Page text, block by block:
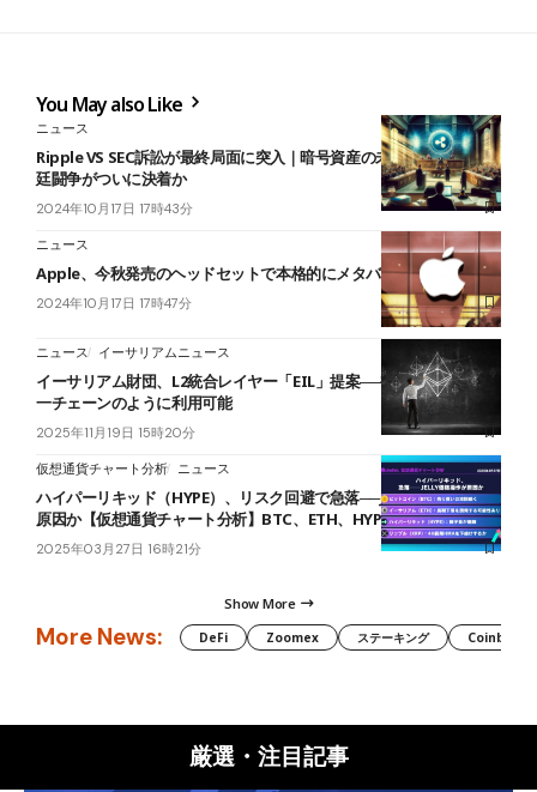
You May also Like
ニュース
Ripple VS SEC訴訟が最終局面に突入｜暗号資産の未来を左右する法
廷闘争がついに決着か
2024年10月17日 17時43分
ニュース
Apple、今秋発売のヘッドセットで本格的にメタバースへ参入か
2024年10月17日 17時47分
ニュース イーサリアムニュース
イーサリアム財団、L2統合レイヤー「EIL」提案──複数チェーンを単
一チェーンのように利用可能
2025年11月19日 15時20分
仮想通貨チャート分析 ニュース
ハイパーリキッド（HYPE）、リスク回避で急落──JELLY価格操作が
原因か【仮想通貨チャート分析】BTC、ETH、HYPE、XRP
2025年03月27日 16時21分
Show More
More News: DeFi Zoomex ステーキング Coinbase
厳選・注目記事